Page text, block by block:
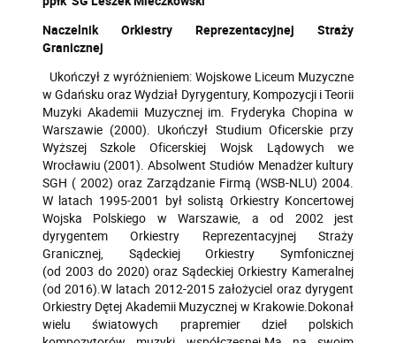
Naczelnik Orkiestry Reprezentacyjnej Straży
Granicznej
Ukończył z wyróżnieniem: Wojskowe Liceum Muzyczne
w Gdańsku oraz Wydział Dyrygentury, Kompozycji i Teorii
Muzyki Akademii Muzycznej im. Fryderyka Chopina w
Warszawie (2000). Ukończył Studium Oficerskie przy
Wyższej Szkole Oficerskiej Wojsk Lądowych we
Wrocławiu (2001). Absolwent Studiów Menadżer kultury
SGH ( 2002) oraz Zarządzanie Firmą (WSB-NLU) 2004.
W latach 1995-2001 był solistą Orkiestry Koncertowej
Wojska Polskiego w Warszawie, a od 2002 jest
dyrygentem Orkiestry Reprezentacyjnej Straży
Granicznej, Sądeckiej Orkiestry Symfonicznej
(od 2003 do 2020) oraz Sądeckiej Orkiestry Kameralnej
(od 2016).W latach 2012-2015 założyciel oraz dyrygent
Orkiestry Dętej Akademii Muzycznej w Krakowie. Dokonał
wielu światowych prapremier dzieł polskich